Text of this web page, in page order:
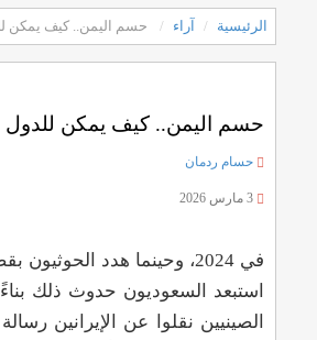
الرئيسية آراء حسم اليمن.. كيف يمكن
حسم اليمن.. كيف يمكن للدول
حسام ردمان
في 2024، وحينما هدد
استبعد السعوديون حدوث ذلك
الصينيين نقلوا عن الإيرانين